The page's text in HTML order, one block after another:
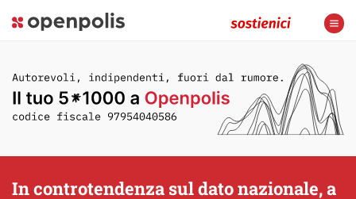
In controtendenza sul dato nazionale, a